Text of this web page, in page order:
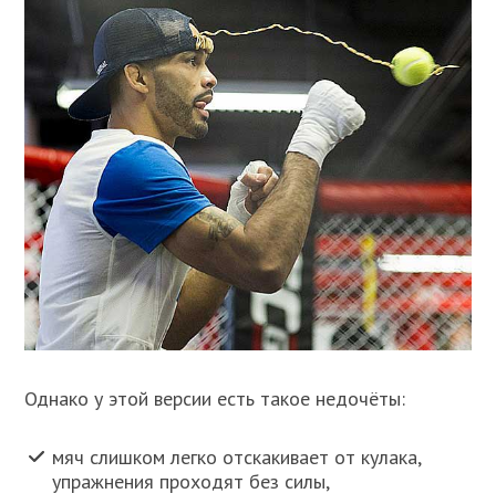
Однако у этой версии есть такое недочёты:
мяч слишком легко отскакивает от кулака,
упражнения проходят без силы,